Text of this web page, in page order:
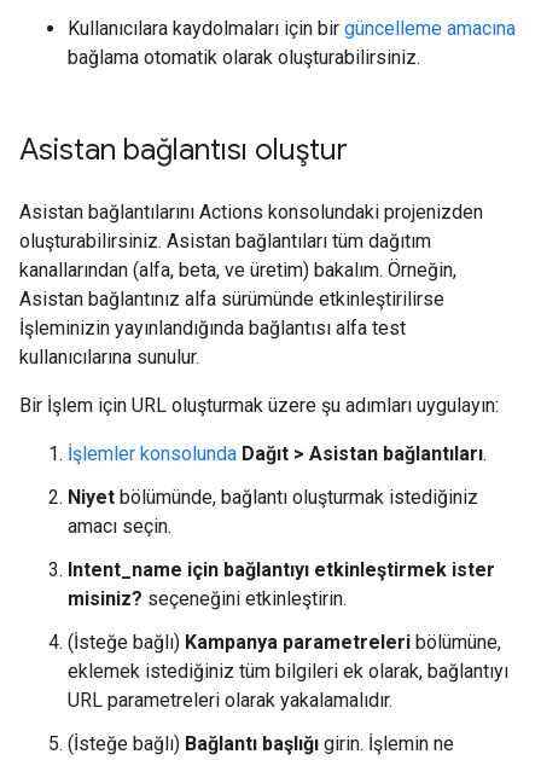
Kullanıcılara kaydolmaları için bir güncelleme amacına
bağlama otomatik olarak oluşturabilirsiniz.
Asistan bağlantısı oluştur
Asistan bağlantılarını Actions konsolundaki projenizden
oluşturabilirsiniz. Asistan bağlantıları tüm dağıtım
kanallarından (alfa, beta, ve üretim) bakalım. Örneğin,
Asistan bağlantınız alfa sürümünde etkinleştirilirse
İşleminizin yayınlandığında bağlantısı alfa test
kullanıcılarına sunulur.
Bir İşlem için URL oluşturmak üzere şu adımları uygulayın:
İşlemler konsolunda Dağıt > Asistan bağlantıları.
Niyet bölümünde, bağlantı oluşturmak istediğiniz
amacı seçin.
Intent_name için bağlantıyı etkinleştirmek ister
misiniz? seçeneğini etkinleştirin.
(İsteğe bağlı) Kampanya parametreleri bölümüne,
eklemek istediğiniz tüm bilgileri ek olarak, bağlantıyı
URL parametreleri olarak yakalamalıdır.
(İsteğe bağlı) Bağlantı başlığı girin. İşlemin ne